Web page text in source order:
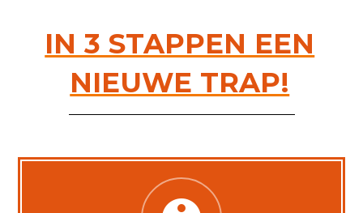
IN 3 STAPPEN EEN
NIEUWE TRAP!